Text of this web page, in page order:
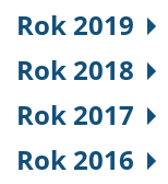
Rok 2019
Rok 2018
Rok 2017
Rok 2016